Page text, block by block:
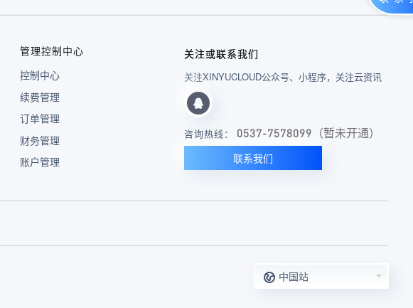
管理控制中心
控制中心
续费管理
订单管理
财务管理
账户管理
关注或联系我们
关注XINYUCLOUD公众号、小程序，关注云资讯
咨询热线： 0537-7578099（暂未开通）
联系我们
中国站